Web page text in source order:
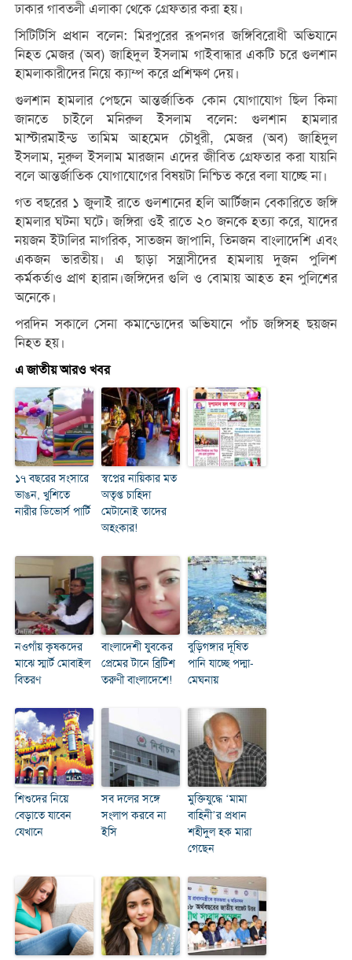
ঢাকার গাবতলী এলাকা থেকে গ্রেফতার করা হয়।
সিটিটিসি প্রধান বলেন: মিরপুরের রূপনগর জঙ্গিবিরোধী অভিযানে
নিহত মেজর (অব) জাহিদুল ইসলাম গাইবান্ধার একটি চরে গুলশান
হামলাকারীদের নিয়ে ক্যাম্প করে প্রশিক্ষণ দেয়।
গুলশান হামলার পেছনে আন্তর্জাতিক কোন যোগাযোগ ছিল কিনা
জানতে চাইলে মনিরুল ইসলাম বলেন: গুলশান হামলার
মাস্টারমাইন্ড তামিম আহমেদ চৌধুরী, মেজর (অব) জাহিদুল
ইসলাম, নুরুল ইসলাম মারজান এদের জীবিত গ্রেফতার করা যায়নি
বলে আন্তর্জাতিক যোগাযোগের বিষয়টা নিশ্চিত করে বলা যাচ্ছে না।
গত বছরের ১ জুলাই রাতে গুলশানের হলি আর্টিজান বেকারিতে জঙ্গি
হামলার ঘটনা ঘটে। জঙ্গিরা ওই রাতে ২০ জনকে হত্যা করে, যাদের
নয়জন ইটালির নাগরিক, সাতজন জাপানি, তিনজন বাংলাদেশি এবং
একজন ভারতীয়। এ ছাড়া সন্ত্রাসীদের হামলায় দুজন পুলিশ
কর্মকর্তাও প্রাণ হারান।জঙ্গিদের গুলি ও বোমায় আহত হন পুলিশের
অনেকে।
পরদিন সকালে সেনা কমান্ডোদের অভিযানে পাঁচ জঙ্গিসহ ছয়জন
নিহত হয়।
এ জাতীয় আরও খবর
১৭ বছরের সংসারে
ভাঙন, খুশিতে
নারীর ডিভোর্স পার্টি
স্বপ্নের নায়িকার মত
অতৃপ্ত চাহিদা
মেটানোই তাদের
অহংকার!
নওগাঁয় কৃষকদের
মাঝে স্মার্ট মোবাইল
বিতরণ
বাংলাদেশী যুবকের
প্রেমের টানে ব্রিটিশ
তরুণী বাংলাদেশে!
বুড়িগঙ্গার দূষিত
পানি যাচ্ছে পদ্মা-
মেঘনায়
শিশুদের নিয়ে
বেড়াতে যাবেন
যেখানে
সব দলের সঙ্গে
সংলাপ করবে না
ইসি
মুক্তিযুদ্ধে ‘মামা
বাহিনী’র প্রধান
শহীদুল হক মারা
গেছেন